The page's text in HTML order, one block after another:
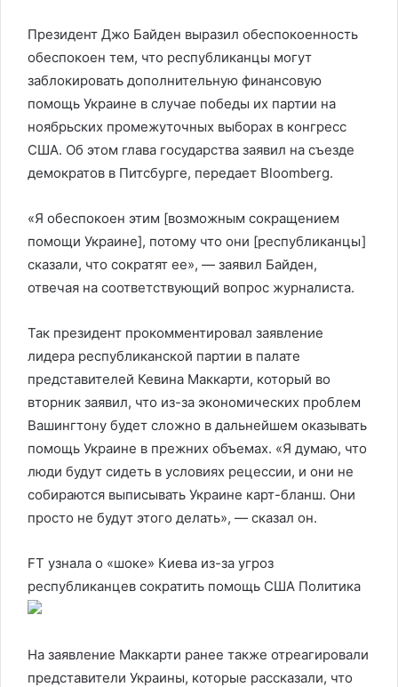
Президент Джо Байден выразил обеспокоенность
обеспокоен тем, что республиканцы могут
заблокировать дополнительную финансовую
помощь Украине в случае победы их партии на
ноябрьских промежуточных выборах в конгресс
США. Об этом глава государства заявил на съезде
демократов в Питсбурге, передает Bloomberg.
«Я обеспокоен этим [возможным сокращением
помощи Украине], потому что они [республиканцы]
сказали, что сократят ее», — заявил Байден,
отвечая на соответствующий вопрос журналиста.
Так президент прокомментировал заявление
лидера республиканской партии в палате
представителей Кевина Маккарти, который во
вторник заявил, что из-за экономических проблем
Вашингтону будет сложно в дальнейшем оказывать
помощь Украине в прежних объемах. «Я думаю, что
люди будут сидеть в условиях рецессии, и они не
собираются выписывать Украине карт-бланш. Они
просто не будут этого делать», — сказал он.
FT узнала о «шоке» Киева из-за угроз
республиканцев сократить помощь США Политика
На заявление Маккарти ранее также отреагировали
представители Украины, которые рассказали, что